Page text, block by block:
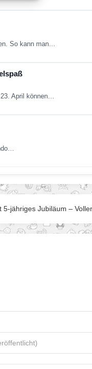
So kann man…
April können…
5-jähriges Jubiläum –